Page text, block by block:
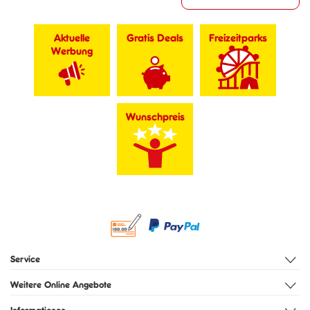
Aktuelle
Werbung
Gratis Deals Freizeitparks
Wunschpreis
Service
Weitere Online Angebote